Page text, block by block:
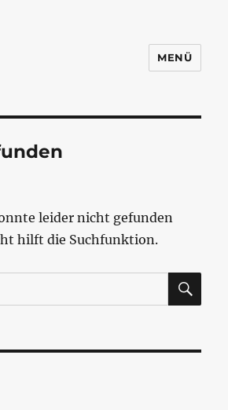
MENÜ
leider nicht gefunden
hilft die Suchfunktion.